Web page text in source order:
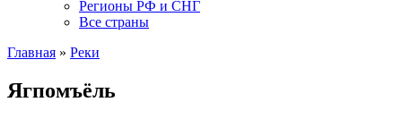
Регионы РФ и СНГ
Все страны
Главная » Реки
Ягпомъёль